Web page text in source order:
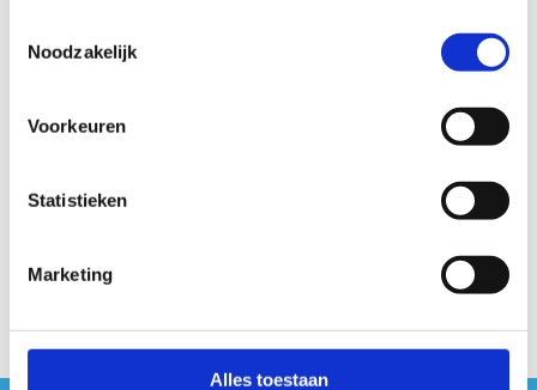
Noodzakelijk
Voorkeuren
Statistieken
Marketing
Alles toestaan
Logo Sport Vlaanderen wit